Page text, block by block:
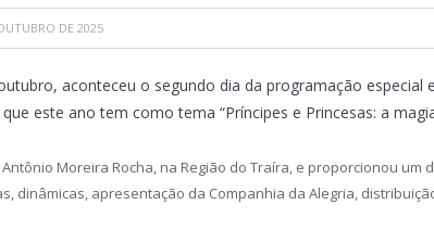
DE 2025
aconteceu o segundo dia da programação especial
este ano tem como tema “Príncipes e Princesas: a
Moreira Rocha, na Região do Traíra, e proporcionou um
dinâmicas, apresentação da Companhia da Alegria,